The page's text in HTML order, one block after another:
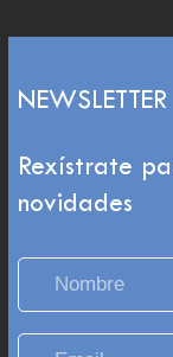
NEWSLETTER
Rexístrate
novidades